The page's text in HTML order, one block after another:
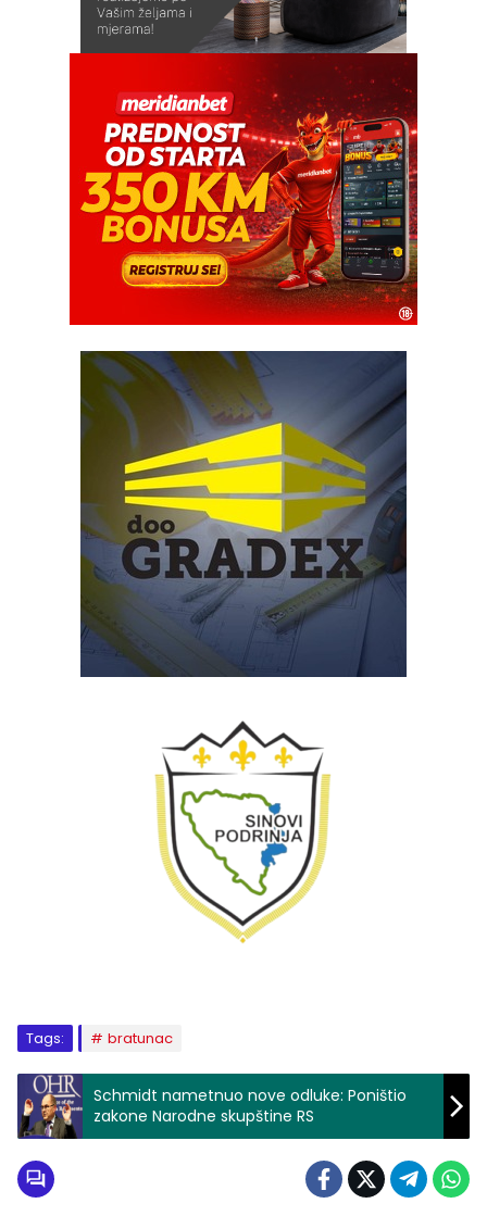
Tags: bratunac
Schmidt nametnuo nove odluke: Poništio
zakone Narodne skupštine RS